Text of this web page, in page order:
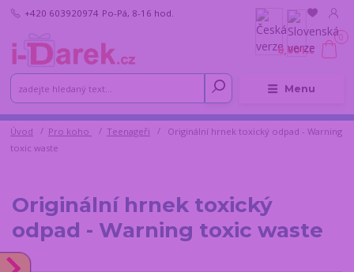
Menu
+420 603920974 Po-Pá, 8-16 hod.
0
0,00 Kč
Úvod Pro koho Teenageři
Originální hrnek toxický odpad - Warning
toxic waste
Originální hrnek toxický
odpad - Warning toxic waste